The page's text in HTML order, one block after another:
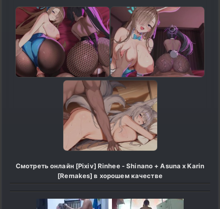
Смотреть онлайн [Pixiv] Rinhee - Shinano + Asuna x Karin
[Remakes] в хорошем качестве